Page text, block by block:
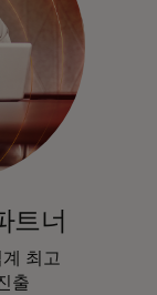
트너
최고
출